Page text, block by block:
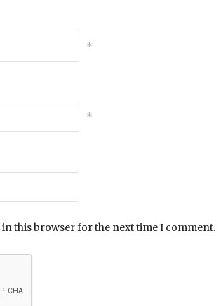
*
*
in this browser for the next time I comment.